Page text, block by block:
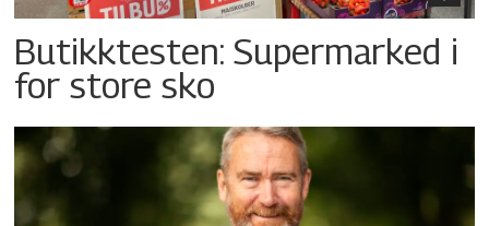
Butikktesten: Supermarked i
for store sko